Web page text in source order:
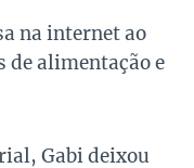
na internet ao
alimentação e
Gabi deixou